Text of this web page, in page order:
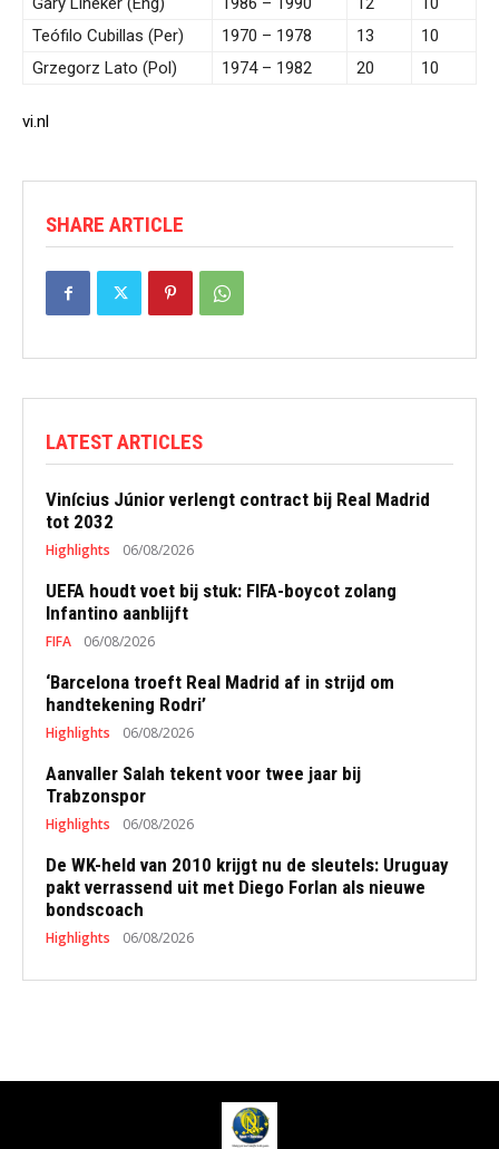
Teófilo Cubillas (Per)
1970 – 1978 13
10
Grzegorz Lato (Pol)
1974 – 1982 20 10
vi.nl
SHARE ARTICLE
LATEST ARTICLES
Vinícius Júnior verlengt contract bij Real Madrid
tot 2032
Highlights 06/08/2026
UEFA houdt voet bij stuk: FIFA-boycot zolang
Infantino aanblijft
FIFA 06/08/2026
‘Barcelona troeft Real Madrid af in strijd om
handtekening Rodri’
Highlights 06/08/2026
Aanvaller Salah tekent voor twee jaar bij
Trabzonspor
Highlights 06/08/2026
De WK-held van 2010 krijgt nu de sleutels: Uruguay
pakt verrassend uit met Diego Forlan als nieuwe
bondscoach
Highlights 06/08/2026